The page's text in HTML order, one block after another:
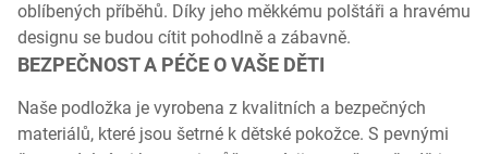
oblíbených příběhů. Díky jeho měkkému polštáři a hravému
designu se budou cítit pohodlně a zábavně.
BEZPEČNOST A PÉČE O VAŠE DĚTI
Naše podložka je vyrobena z kvalitních a bezpečných
materiálů, které jsou šetrné k dětské pokožce. S pevnými